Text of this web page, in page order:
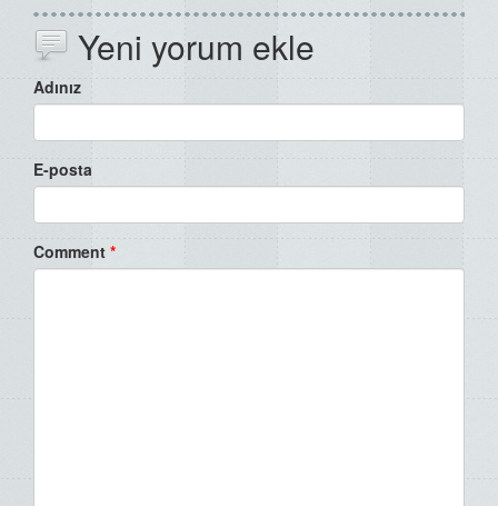
Yeni yorum ekle
Adınız
E-posta
Comment *